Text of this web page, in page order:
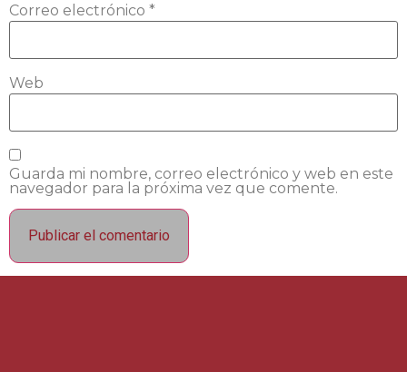
Correo electrónico *
Web
Guarda mi nombre, correo electrónico y web en este
navegador para la próxima vez que comente.